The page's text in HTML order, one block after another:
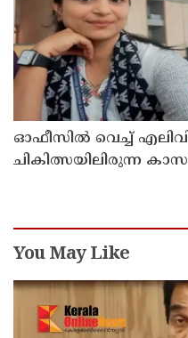
ഓഫീസില്‍ വെച്ച്
ചികിത്സയിലിരുന്ന
You May Like